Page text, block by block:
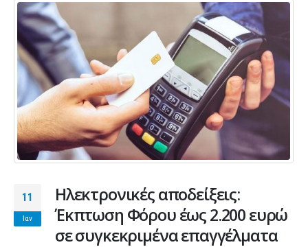
11
Ιαν
Ηλεκτρονικές αποδείξεις:
Έκπτωση Φόρου έως 2.200 ευρώ
σε συγκεκριμένα επαγγέλματα